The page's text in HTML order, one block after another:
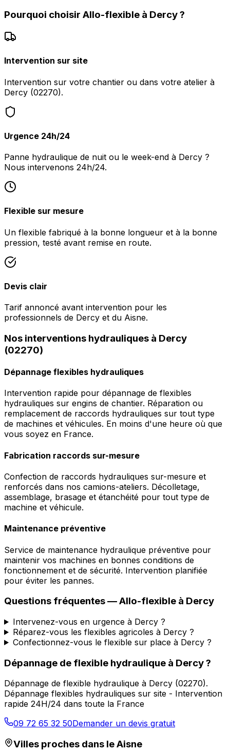
Pourquoi choisir Allo-flexible à Dercy?
Intervention sur site
Intervention sur votre chantier ou dans votre atelier à
Dercy (02270).
Urgence 24h/24
Panne hydraulique de nuit ou le week-end à Dercy ?
Nous intervenons 24h/24.
Flexible sur mesure
Un flexible fabriqué à la bonne longueur et à la bonne
pression, testé avant remise en route.
Devis clair
Tarif annoncé avant intervention pour les
professionnels de Dercy et du Aisne.
Nos interventions hydrauliques à Dercy
(02270)
Dépannage flexibles hydrauliques
Intervention rapide pour dépannage de flexibles
hydrauliques sur engins de chantier. Réparation ou
remplacement de raccords hydrauliques sur tout type
de machines et véhicules. En moins d'une heure où que
vous soyez en France.
Fabrication raccords sur-mesure
Confection de raccords hydrauliques sur-mesure et
renforcés dans nos camions-ateliers. Décolletage,
assemblage, brasage et étanchéité pour tout type de
machine et véhicule.
Maintenance préventive
Service de maintenance hydraulique préventive pour
maintenir vos machines en bonnes conditions de
fonctionnement et de sécurité. Intervention planifiée
pour éviter les pannes.
Questions fréquentes —Allo-flexible à Dercy
Intervenez-vous en urgence à Dercy ?
Réparez-vous les flexibles agricoles à Dercy ?
Confectionnez-vous le flexible sur place à Dercy ?
Dépannage de flexible hydraulique à Dercy?
Dépannage de flexible hydraulique à Dercy (02270).
Dépannage flexibles hydrauliques sur site - Intervention
rapide 24H/24 dans toute la France
09 72 65 32 50Demander un devis gratuit
Villes proches dans leAisne